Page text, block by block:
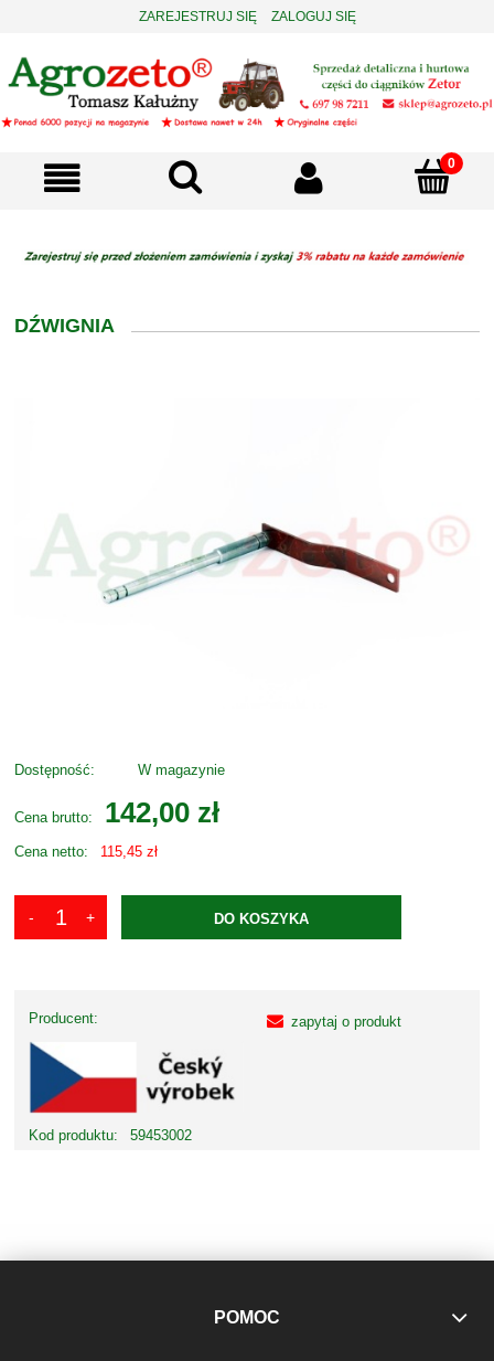
ZAREJESTRUJ SIĘ ZALOGUJ SIĘ
DŹWIGNIA
Dostępność: W magazynie
Cena brutto: 142,00 zł
Cena netto: 115,45 zł
DO KOSZYKA
Producent:
Kod produktu: 59453002
zapytaj o produkt
POMOC